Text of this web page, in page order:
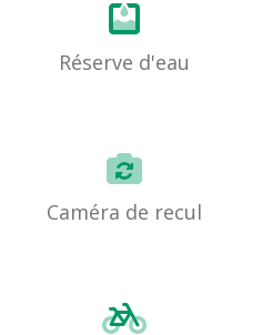
Réserve d'eau
Caméra de recul